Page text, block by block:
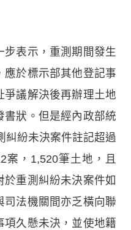
步表示，重測期間發生
應於標示部其他登記事
爭議解決後再辦理土地
書狀。但是經內政部統
糾紛未決案件註記超過
案，1,520筆土地，且
重測糾紛未決案件如
司法機關間亦乏橫向聯
項久懸未決，並使地籍